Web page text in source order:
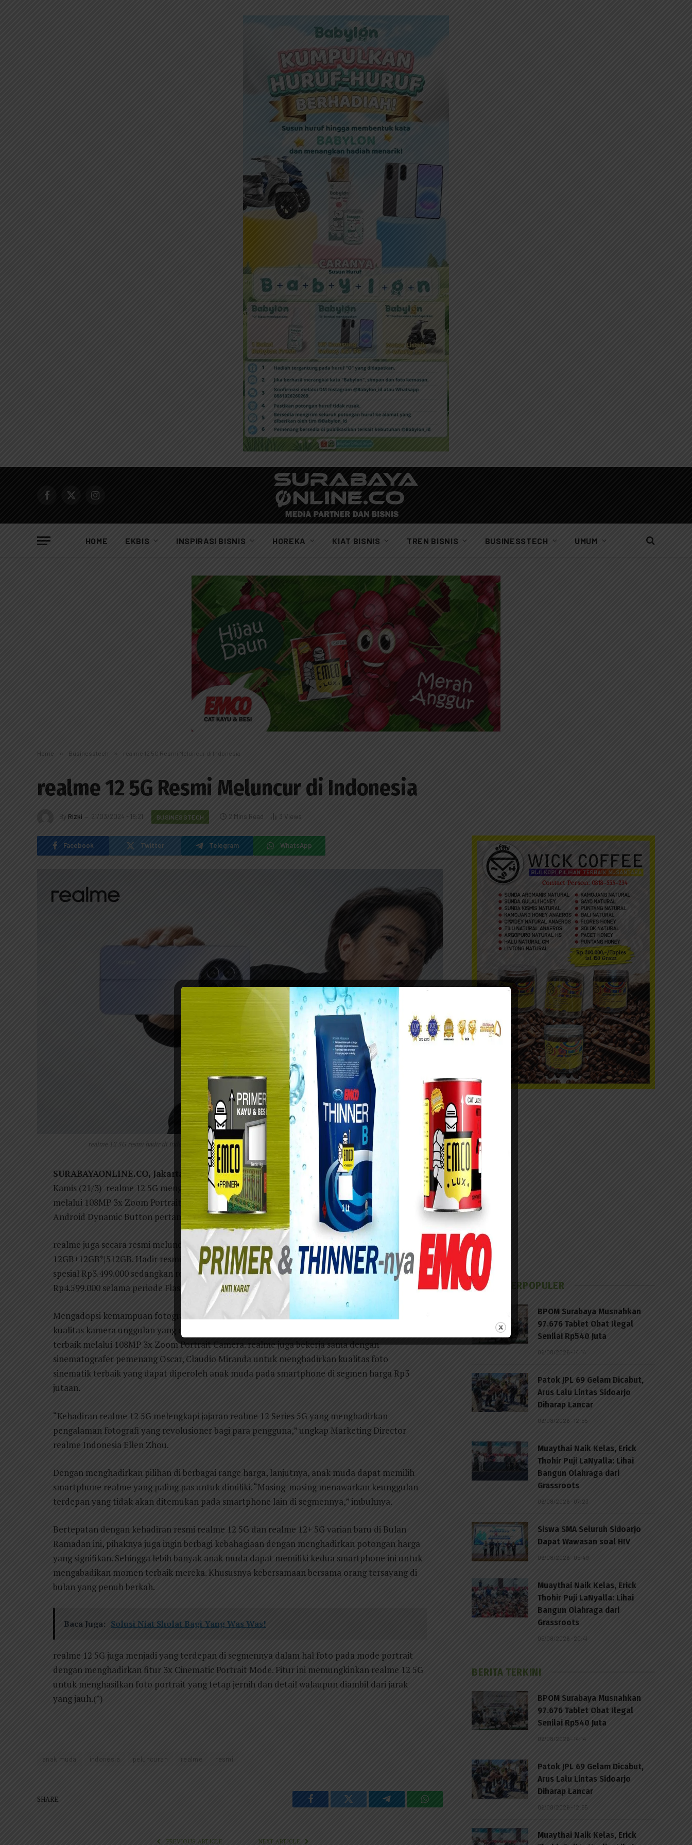
Facebook
X
Instagram
HOME EKBIS INSPIRASI BISNIS HOREKA KIAT BISNIS TREN BISNIS BUSINESSTECH UMUM
Home » Businesstech » realme 12 5G Resmi Meluncur di Indonesia
realme 12 5G Resmi Meluncur di Indonesia
By Rizki 21/03/2024 - 18:21 BUSINESSTECH 2 Mins Read 3 Views
Facebook Twitter Telegram WhatsApp
realme 12 5G resmi hadir di Indonesia dengan dengan harga spesial Rp 3.499.000 selama periode flash sale.
SURABAYAONLINE.CO, Jakarta – realme resmi meluncurkan realme 12 5G di Indonesia,
Kamis (21/3) realme 12 5G menghadirkan pengalaman fotografi revolusioner di segmennya
melalui 108MP 3x Zoom Portrait Camera serta memberikan kemudahan akses melalui fitur
Android Dynamic Button pertama di segmennya.
realme juga secara resmi meluncurkan realme 12+ 5G dengan varian memori yang lebih besar
12GB+12GB*|512GB. Hadir resmi di Bulan Ramadan, realme 12 5G akan dijual dengan harga
spesial Rp3.499.000 sedangkan realme 12+ 5G (12GB+12GB*|512GB) hadir dengan harga
Rp4.599.000 selama periode Flash Sale pada tanggal 25 Maret 2024 mulai pukul 00:00 WIB.
Mengadopsi kemampuan fotografi terbaik pada varian Pro+, realme 12 5G hadir dengan
kualitas kamera unggulan yang dapat diandalkan para anak muda untuk menangkap momen
terbaik melalui 108MP 3x Zoom Portrait Camera. realme juga bekerja sama dengan
sinematografer pemenang Oscar, Claudio Miranda untuk menghadirkan kualitas foto
sinematik terbaik yang dapat diperoleh anak muda pada smartphone di segmen harga Rp3
jutaan.
“Kehadiran realme 12 5G melengkapi jajaran realme 12 Series 5G yang menghadirkan
pengalaman fotografi yang revolusioner bagi para pengguna,” ungkap Marketing Director
realme Indonesia Ellen Zhou.
Dengan menghadirkan pilihan di berbagai range harga, lanjutnya, anak muda dapat memilih
smartphone realme yang paling pas untuk dimiliki. “Masing-masing menawarkan keunggulan
terdepan yang tidak akan ditemukan pada smartphone lain di segmennya,” imbuhnya.
Bertepatan dengan kehadiran resmi realme 12 5G dan realme 12+ 5G varian baru di Bulan
Ramadan ini, pihaknya juga ingin berbagi kebahagiaan dengan menghadirkan potongan harga
yang signifikan. Sehingga lebih banyak anak muda dapat memiliki kedua smartphone ini untuk
mengabadikan momen terbaik mereka. Khususnya kebersamaan bersama orang tersayang di
bulan yang penuh berkah.
Baca Juga: Solusi Niat Sholat Bagi Yang Was Was!
realme 12 5G juga menjadi yang terdepan di segmennya dalam hal foto pada mode portrait
dengan menghadirkan fitur 3x Cinematic Portrait Mode. Fitur ini memungkinkan realme 12 5G
untuk menghasilkan foto portrait yang tetap jernih dan detail walaupun diambil dari jarak
yang jauh.(*)
anak muda indonesia peluncuran realme resmi
SHARE.
Facebook Twitter Telegram WhatsApp
PREVIOUS ARTICLE NEXT ARTICLE
BERITA TERPOPULER
BPOM Surabaya Musnahkan
97.676 Tablet Obat Ilegal
Senilai Rp540 Juta
06/08/2026 - 14:14
Patok JPL 69 Gelam Dicabut,
Arus Lalu Lintas Sidoarjo
Diharap Lancar
06/08/2026 - 12:55
Muaythai Naik Kelas, Erick
Thohir Puji LaNyalla: Lihai
Bangun Olahraga dari
Grassroots
06/08/2026 - 07:23
Siswa SMA Seluruh Sidoarjo
Dapat Wawasan soal HIV
06/08/2026 - 05:49
Muaythai Naik Kelas, Erick
Thohir Puji LaNyalla: Lihai
Bangun Olahraga dari
Grassroots
05/08/2026 - 20:41
BERITA TERKINI
BPOM Surabaya Musnahkan
97.676 Tablet Obat Ilegal
Senilai Rp540 Juta
06/08/2026 - 14:14
Patok JPL 69 Gelam Dicabut,
Arus Lalu Lintas Sidoarjo
Diharap Lancar
06/08/2026 - 12:55
Muaythai Naik Kelas, Erick